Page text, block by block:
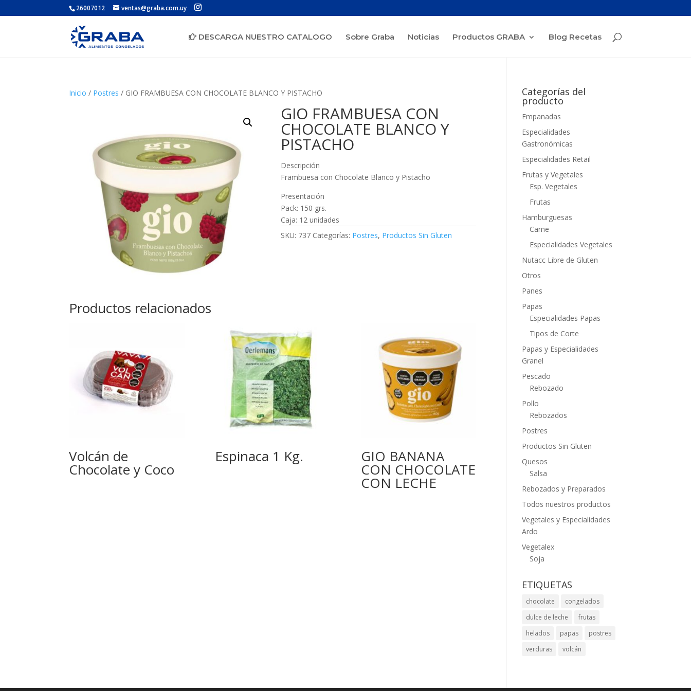
26007012 ventas@graba.com.uy
DESCARGA NUESTRO CATALOGO Sobre Graba Noticias Productos GRABA Blog Recetas
Inicio / Postres / GIO FRAMBUESA CON CHOCOLATE BLANCO Y PISTACHO
GIO FRAMBUESA CON
CHOCOLATE BLANCO Y
PISTACHO
Descripción
Frambuesa con Chocolate Blanco y Pistacho
Presentación
Pack: 150 grs.
Caja: 12 unidades
SKU: 737 Categorías: Postres, Productos Sin Gluten
Productos relacionados
Volcán de
Chocolate y Coco
Espinaca 1 Kg. GIO BANANA
CON CHOCOLATE
CON LECHE
Categorías del
producto
Empanadas
Especialidades
Gastronómicas
Especialidades Retail
Frutas y Vegetales
Esp. Vegetales
Frutas
Hamburguesas
Carne
Especialidades Vegetales
Nutacc Libre de Gluten
Otros
Panes
Papas
Especialidades Papas
Tipos de Corte
Papas y Especialidades
Granel
Pescado
Rebozado
Pollo
Rebozados
Postres
Productos Sin Gluten
Quesos
Salsa
Rebozados y Preparados
Todos nuestros productos
Vegetales y Especialidades
Ardo
Vegetalex
Soja
ETIQUETAS
chocolate
congelados
dulce de leche
frutas
helados
papas
postres
verduras
volcán